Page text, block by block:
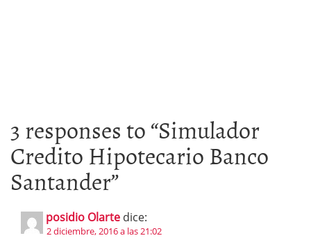
3 responses to “Simulador
Credito Hipotecario Banco
Santander”
posidio Olarte dice:
2 diciembre, 2016 a las 21:02